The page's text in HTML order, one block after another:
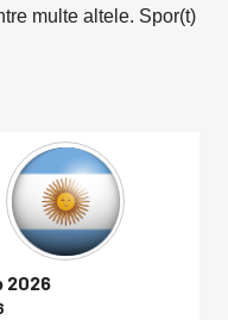
multe altele. Spor(t)
2026